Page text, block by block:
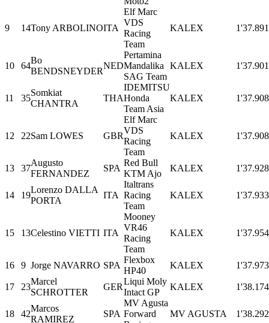
9 14Tony ARBOLINOITA
Elf Marc
VDS
Racing
Team
KALEX 1'37.891
10 64
Bo
BENDSNEYDER
NED
Pertamina
Mandalika
SAG Team
KALEX 1'37.901
11 35
Somkiat
CHANTRA
THA
IDEMITSU
Honda
Team Asia
KALEX 1'37.908
12 22Sam LOWES GBR
Elf Marc
VDS
Racing
Team
KALEX 1'37.908
13 37
Augusto
FERNANDEZ
SPA
Red Bull
KTM Ajo
KALEX 1'37.928
14 19
Lorenzo DALLA
PORTA
ITA
Italtrans
Racing
Team
KALEX 1'37.933
15 13Celestino VIETTI ITA
Mooney
VR46
Racing
Team
KALEX 1'37.954
16 9 Jorge NAVARRO SPA
Flexbox
HP40
KALEX 1'37.973
17 23
Marcel
SCHROTTER
GER
Liqui Moly
Intact GP
KALEX 1'38.174
18 42
Marcos
RAMIREZ
SPA
MV Agusta
Forward
MV AGUSTA 1'38.292